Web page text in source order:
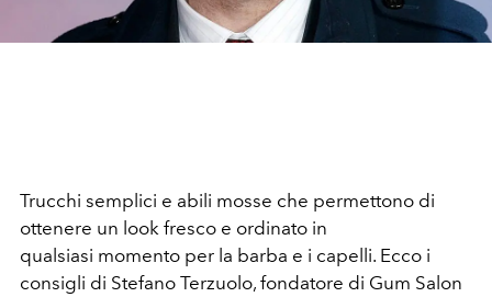
Trucchi semplici e abili mosse che permettono di
ottenere un look fresco e ordinato in
qualsiasi momento per la barba e i capelli. Ecco i
consigli di Stefano Terzuolo, fondatore di Gum Salon